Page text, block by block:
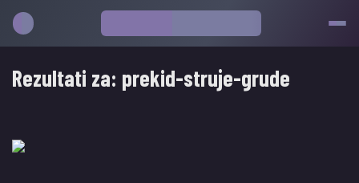
Rezultati za: prekid-struje-grude